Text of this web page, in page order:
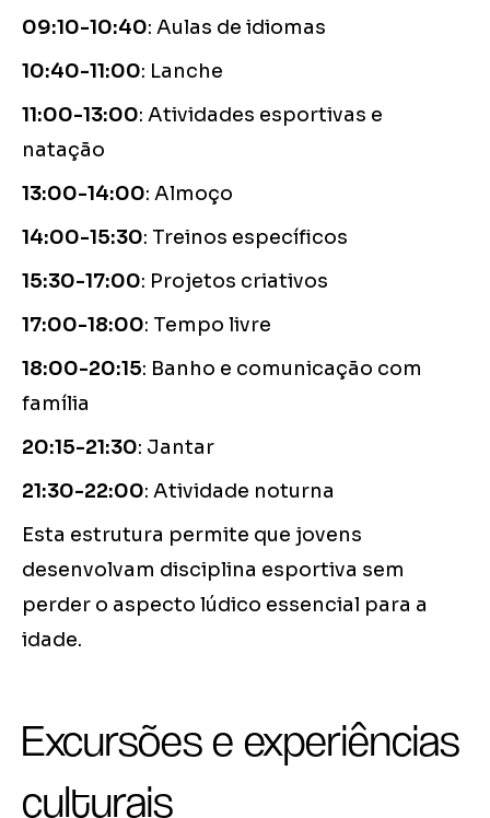
09:10-10:40: Aulas de idiomas
10:40-11:00: Lanche
11:00-13:00: Atividades esportivas e
natação
13:00-14:00: Almoço
14:00-15:30: Treinos específicos
15:30-17:00: Projetos criativos
17:00-18:00: Tempo livre
18:00-20:15: Banho e comunicação com
família
20:15-21:30: Jantar
21:30-22:00: Atividade noturna
Esta estrutura permite que jovens
desenvolvam disciplina esportiva sem
perder o aspecto lúdico essencial para a
idade.
Excursões e experiências
culturais